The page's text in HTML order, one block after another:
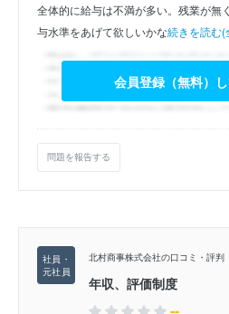
全体的に給与は不満が多い。残業が無
与水準をあげて欲しいかな続きを読む(
会員登録（無料）
問題を報告する
北村商事株式会社の口コミ・評判
年収、評価制度